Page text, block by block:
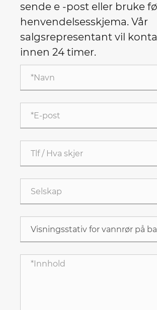
sende e -post eller bruke
henvendelsesskjema. Vår
salgsrepresentant vil
innen 24 timer.